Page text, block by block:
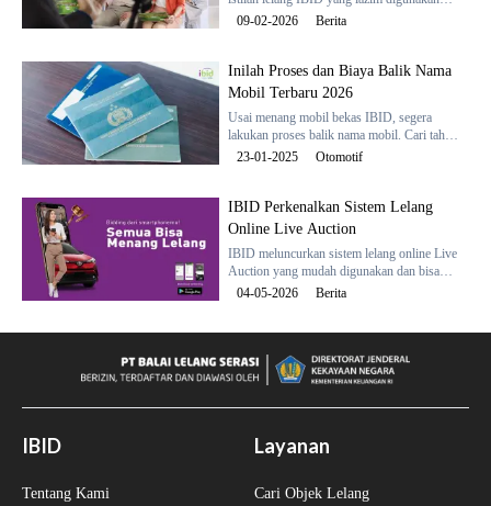
biar pengalaman lelang online lancar.
09-02-2026 Berita
Inilah Proses dan Biaya Balik Nama
Mobil Terbaru 2026
Usai menang mobil bekas IBID, segera
lakukan proses balik nama mobil. Cari tahu
syarat dan biayanya di sini.
23-01-2025 Otomotif
IBID Perkenalkan Sistem Lelang
Online Live Auction
IBID meluncurkan sistem lelang online Live
Auction yang mudah digunakan dan bisa
diakses melalui aplikasi lelang IBID.
04-05-2026 Berita
IBID
Tentang Kami
Layanan
Cari Objek Lelang